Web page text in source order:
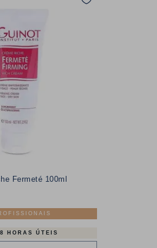
Fermeté 100ml
HORAS ÚTEIS